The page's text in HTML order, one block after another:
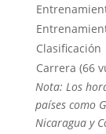
Clasificación
Carrera (66
Nota: Los
países como
Nicaragua y